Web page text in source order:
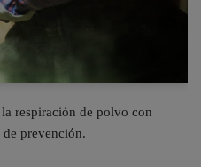
respiración de polvo con
prevención.